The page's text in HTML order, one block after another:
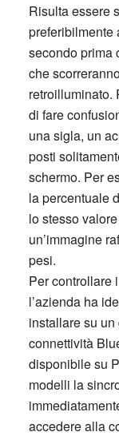
Risulta essere
preferibilmente
secondo prima
che
retroilluminato.
di fare
una sigla, un
posti
schermo. Per
la percentuale
lo stesso
un’immagine
pesi.
Per controllare
l’azienda ha
installare su
connettività
disponibile su
modelli la
accedere alla